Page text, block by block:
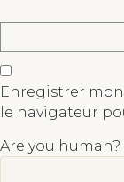
Enregistrer
le navigateur
Are you human?